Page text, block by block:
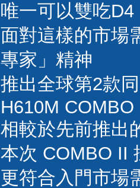
唯一可以雙吃
面對這樣的市場
專家」精神
推出全球第2款
H610M COMBO
相較於先前推出
本次 COMBO II
更符合入門市場